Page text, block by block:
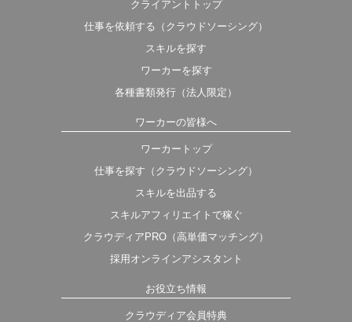
クライアントトップ
仕事を依頼する（クラウドソーシング）
スキルを探す
ワーカーを探す
各種書類発行（法人限定）
ワーカーの皆様へ
ワーカートップ
仕事を探す（クラウドソーシング）
スキルを出品する
スキルアフィリエイトで稼ぐ
クラウディアPRO（高単価マッチング）
採用オンラインアシスタント
お役立ち情報
クラウディア会員特典